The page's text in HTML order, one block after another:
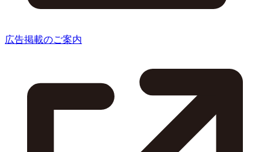
広告掲載のご案内